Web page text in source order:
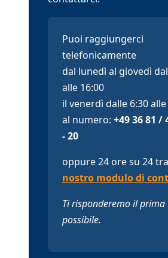
Puoi raggiungerci
telefonicamente
dal lunedì al giovedì
alle 16:00
il venerdì dalle 6:30 alle
al numero: +49 36 81 /
- 20
oppure 24 ore su 24
nostro modulo di
Ti risponderemo il prima
possibile.